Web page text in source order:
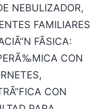
NEBULIZADOR,
FAMILIARES
FÃSICA:
CON
CON